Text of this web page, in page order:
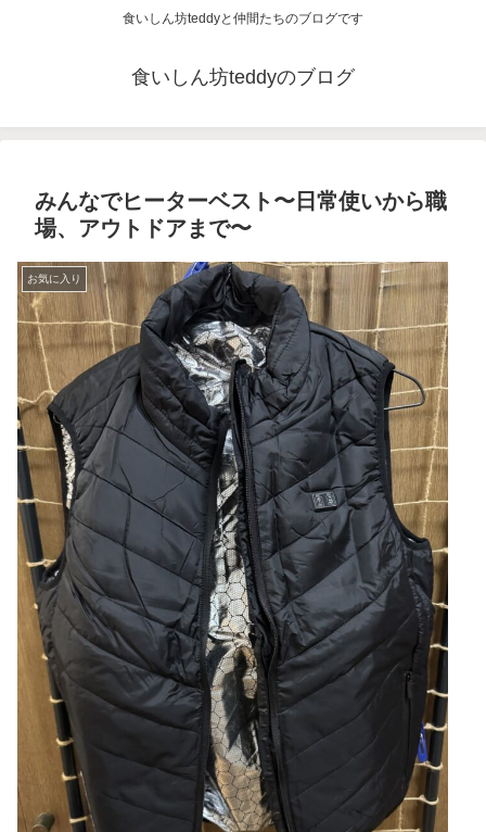
食いしん坊teddyと仲間たちのブログです
食いしん坊teddyのブログ
みんなでヒーターベスト〜日常使いから職
場、アウトドアまで〜
お気に入り